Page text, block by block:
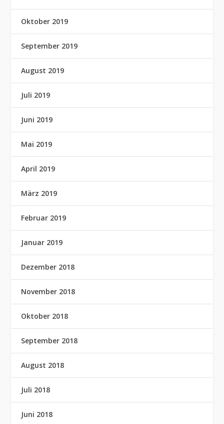
Oktober 2019
September 2019
August 2019
Juli 2019
Juni 2019
Mai 2019
April 2019
März 2019
Februar 2019
Januar 2019
Dezember 2018
November 2018
Oktober 2018
September 2018
August 2018
Juli 2018
Juni 2018